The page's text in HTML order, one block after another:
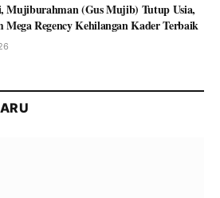
Mujiburahman (Gus Mujib) Tutup Usia,
Mega Regency Kehilangan Kader Terbaik